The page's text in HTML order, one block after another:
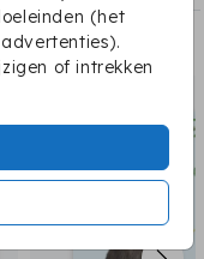
(het
of intrekken